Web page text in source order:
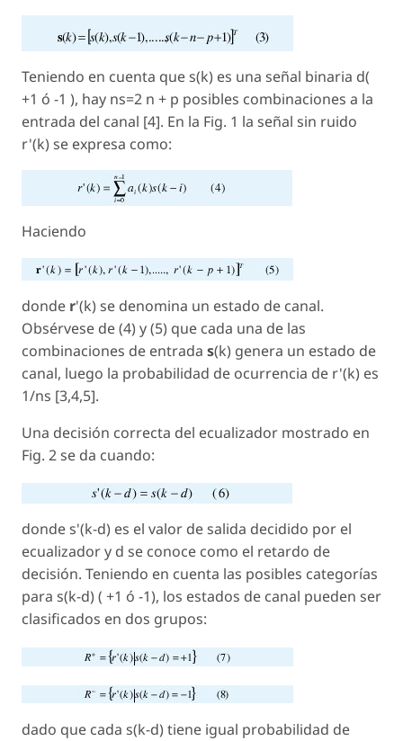
Teniendo en cuenta que s(k) es una señal binaria d(
+1 ó -1 ), hay ns=2 n + p posibles combinaciones a la
entrada del canal [4]. En la Fig. 1 la señal sin ruido
r'(k) se expresa como:
Haciendo
donde r'(k) se denomina un estado de canal.
Obsérvese de (4) y (5) que cada una de las
combinaciones de entrada s(k) genera un estado de
canal, luego la probabilidad de ocurrencia de r'(k) es
1/ns [3,4,5].
Una decisión correcta del ecualizador mostrado en
Fig. 2 se da cuando:
donde s'(k-d) es el valor de salida decidido por el
ecualizador y d se conoce como el retardo de
decisión. Teniendo en cuenta las posibles categorías
para s(k-d) ( +1 ó -1), los estados de canal pueden ser
clasificados en dos grupos:
dado que cada s(k-d) tiene igual probabilidad de